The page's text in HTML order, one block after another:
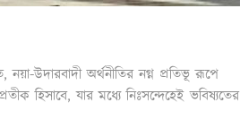
উদারবাদী অর্থনীতির নগ্ন প্রতিভূ রূপে
হিসাবে, যার মধ্যে নিঃসন্দেহেই ভবিষ্যতের